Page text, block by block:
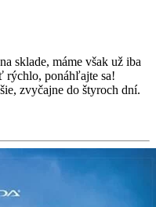
sklade, máme však už iba
rýchlo, ponáhľajte sa!
zvyčajne do štyroch dní.